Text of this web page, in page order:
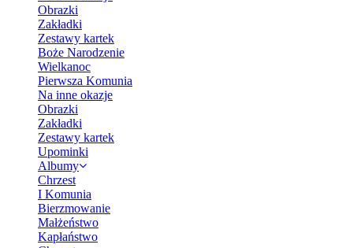
Obrazki
Zakładki
Zestawy kartek
Boże Narodzenie
Wielkanoc
Pierwsza Komunia
Na inne okazje
Obrazki
Zakładki
Zestawy kartek
Upominki
Albumy
Chrzest
I Komunia
Bierzmowanie
Małżeństwo
Kapłaństwo